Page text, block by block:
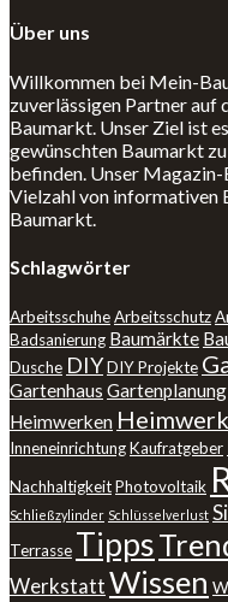
Über uns
Willkommen bei Mein-
zuverlässigen Partner auf
Baumarkt. Unser Ziel ist
gewünschten Baumarkt
befinden. Unser
Vielzahl von informativen
Baumarkt.
Schlagwörter
ArbeitsschuheArbeitsschutz
Badsanierung Baumärkte
Dusche DIYDIY Projekte
Gartenhaus Gartenplanung
Heimwerken
InneneinrichtungKaufratgeber
NachhaltigkeitPhotovoltaik
Schließzylinder Schlüsselverlust
Terrasse Tipps
WerkstattWissen